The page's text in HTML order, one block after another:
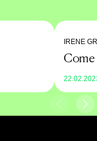
IRENE
Come